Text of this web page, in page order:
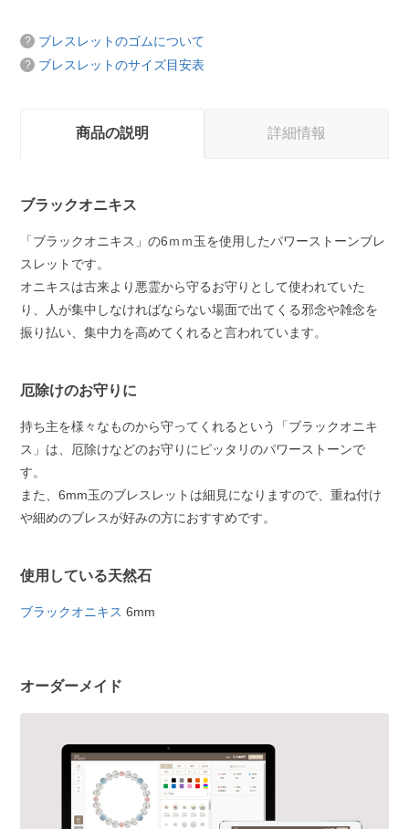
ブレスレットのゴムについて
ブレスレットのサイズ目安表
商品の説明 詳細情報
ブラックオニキス
「ブラックオニキス」の6ｍｍ玉を使用したパワーストーンブレ
スレットです。
オニキスは古来より悪霊から守るお守りとして使われていた
り、人が集中しなければならない場面で出てくる邪念や雑念を
振り払い、集中力を高めてくれると言われています。
厄除けのお守りに
持ち主を様々なものから守ってくれるという「ブラックオニキ
ス」は、厄除けなどのお守りにピッタリのパワーストーンで
す。
また、6mm玉のブレスレットは細見になりますので、重ね付け
や細めのブレスが好みの方におすすめです。
使用している天然石
ブラックオニキス 6mm
オーダーメイド